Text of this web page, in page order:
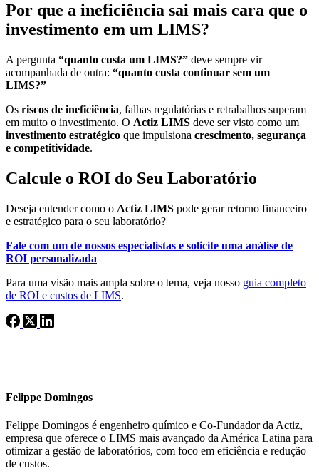
Por que a ineficiência sai mais cara que o
investimento em um LIMS?
A pergunta “quanto custa um LIMS?” deve sempre vir
acompanhada de outra: “quanto custa continuar sem um
LIMS?”
Os riscos de ineficiência, falhas regulatórias e retrabalhos superam
em muito o investimento. O Actiz LIMS deve ser visto como um
investimento estratégico que impulsiona crescimento, segurança
e competitividade.
Calcule o ROI do Seu Laboratório
Deseja entender como o Actiz LIMS pode gerar retorno financeiro
e estratégico para o seu laboratório?
Fale com um de nossos especialistas e solicite uma análise de
ROI personalizada
Para uma visão mais ampla sobre o tema, veja nosso guia completo
de ROI e custos de LIMS.
Felippe Domingos
Felippe Domingos é engenheiro químico e Co-Fundador da Actiz,
empresa que oferece o LIMS mais avançado da América Latina para
otimizar a gestão de laboratórios, com foco em eficiência e redução
de custos.